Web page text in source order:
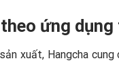
ứng
xuất, Hangcha